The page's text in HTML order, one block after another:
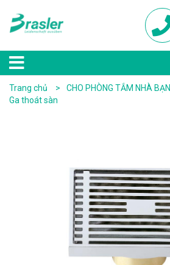
Trang chủ CHO PHÒNG TẮM NHÀ BẠN
Ga thoát sàn